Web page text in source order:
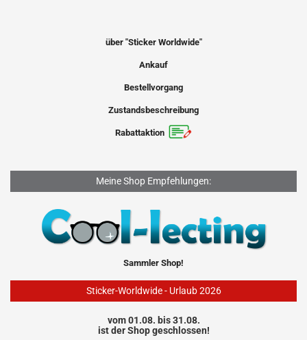
über "Sticker Worldwide"
Ankauf
Bestellvorgang
Zustandsbeschreibung
Rabattaktion
Meine Shop Empfehlungen:
Sammler Shop!
Sticker-Worldwide - Urlaub 2026
vom 01.08. bis 31.08.
ist der Shop geschlossen!